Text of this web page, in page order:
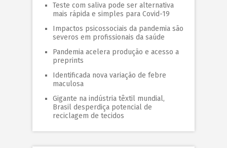
Teste com saliva pode ser alternativa
mais rápida e simples para Covid-19
Impactos psicossociais da pandemia são
severos em profissionais da saúde
Pandemia acelera produção e acesso a
preprints
Identificada nova variação de febre
maculosa
Gigante na indústria têxtil mundial,
Brasil desperdiça potencial de
reciclagem de tecidos